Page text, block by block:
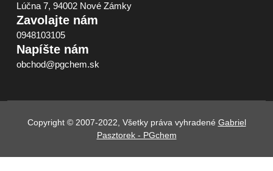
Lúčna 7, 94002 Nové Zámky
Zavolajte nám
0948103105
Napíšte nám
obchod@pgchem.sk
Copyright © 2007-2022, Všetky práva vyhradené Gabriel
Pasztorek - PGchem